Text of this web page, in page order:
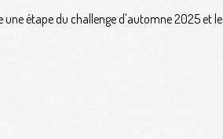
étape du challenge d'automne 2025 et le...